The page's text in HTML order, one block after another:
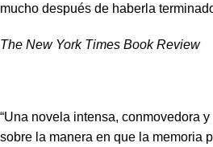
mucho después de haberla
The New York Times Book Review
“Una novela intensa, conmovedora
sobre la manera en que la memoria